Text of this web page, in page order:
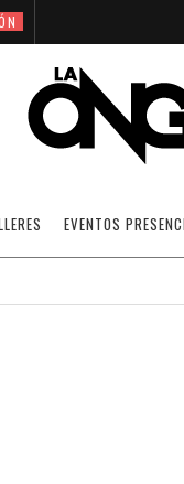
EVENTOS
NOTICIAS · SIN